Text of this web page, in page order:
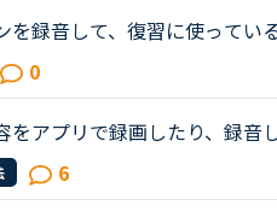
を録音して、復習に使って
ていても、講師との会話が始
メモをレコーダー代わりに...
0
をアプリで録画したり、録
ょうか❓
6